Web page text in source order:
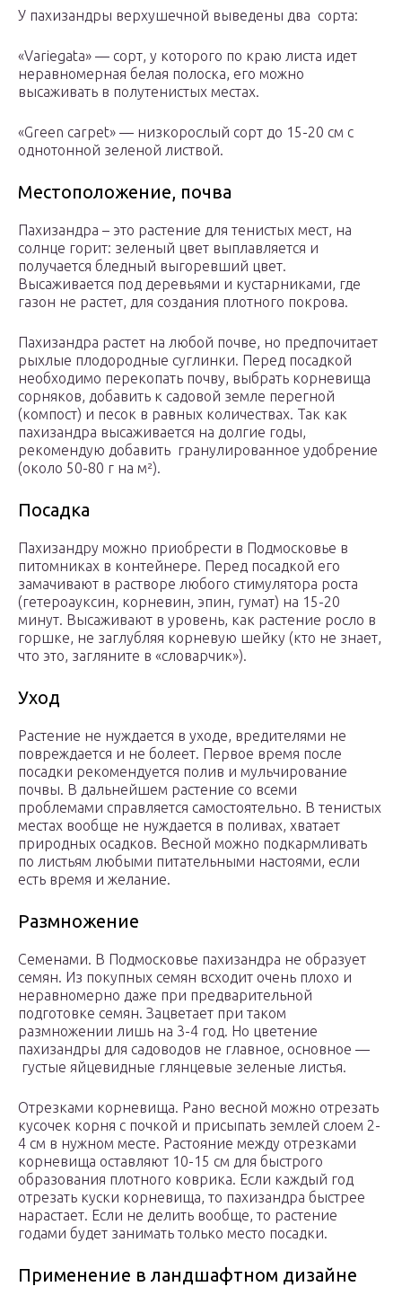
У пахизандры верхушечной выведены два сорта:
«Variegata» — сорт, у которого по краю листа идет
неравномерная белая полоска, его можно
высаживать в полутенистых местах.
«Green carpet» — низкорослый сорт до 15-20 см с
однотонной зеленой листвой.
Местоположение, почва
Пахизандра – это растение для тенистых мест, на
солнце горит: зеленый цвет выплавляется и
получается бледный выгоревший цвет.
Высаживается под деревьями и кустарниками, где
газон не растет, для создания плотного покрова.
Пахизандра растет на любой почве, но предпочитает
рыхлые плодородные суглинки. Перед посадкой
необходимо перекопать почву, выбрать корневища
сорняков, добавить к садовой земле перегной
(компост) и песок в равных количествах. Так как
пахизандра высаживается на долгие годы,
рекомендую добавить гранулированное удобрение
(около 50-80 г на м²).
Посадка
Пахизандру можно приобрести в Подмосковье в
питомниках в контейнере. Перед посадкой его
замачивают в растворе любого стимулятора роста
(гетероауксин, корневин, эпин, гумат) на 15-20
минут. Высаживают в уровень, как растение росло в
горшке, не заглубляя корневую шейку (кто не знает,
что это, загляните в «словарчик»).
Уход
Растение не нуждается в уходе, вредителями не
повреждается и не болеет. Первое время после
посадки рекомендуется полив и мульчирование
почвы. В дальнейшем растение со всеми
проблемами справляется самостоятельно. В тенистых
местах вообще не нуждается в поливах, хватает
природных осадков. Весной можно подкармливать
по листьям любыми питательными настоями, если
есть время и желание.
Размножение
Семенами. В Подмосковье пахизандра не образует
семян. Из покупных семян всходит очень плохо и
неравномерно даже при предварительной
подготовке семян. Зацветает при таком
размножении лишь на 3-4 год. Но цветение
пахизандры для садоводов не главное, основное —
густые яйцевидные глянцевые зеленые листья.
Отрезками корневища. Рано весной можно отрезать
кусочек корня с почкой и присыпать землей слоем 2-
4 см в нужном месте. Растояние между отрезками
корневища оставляют 10-15 см для быстрого
образования плотного коврика. Если каждый год
отрезать куски корневища, то пахизандра быстрее
нарастает. Если не делить вообще, то растение
годами будет занимать только место посадки.
Применение в ландшафтном дизайне